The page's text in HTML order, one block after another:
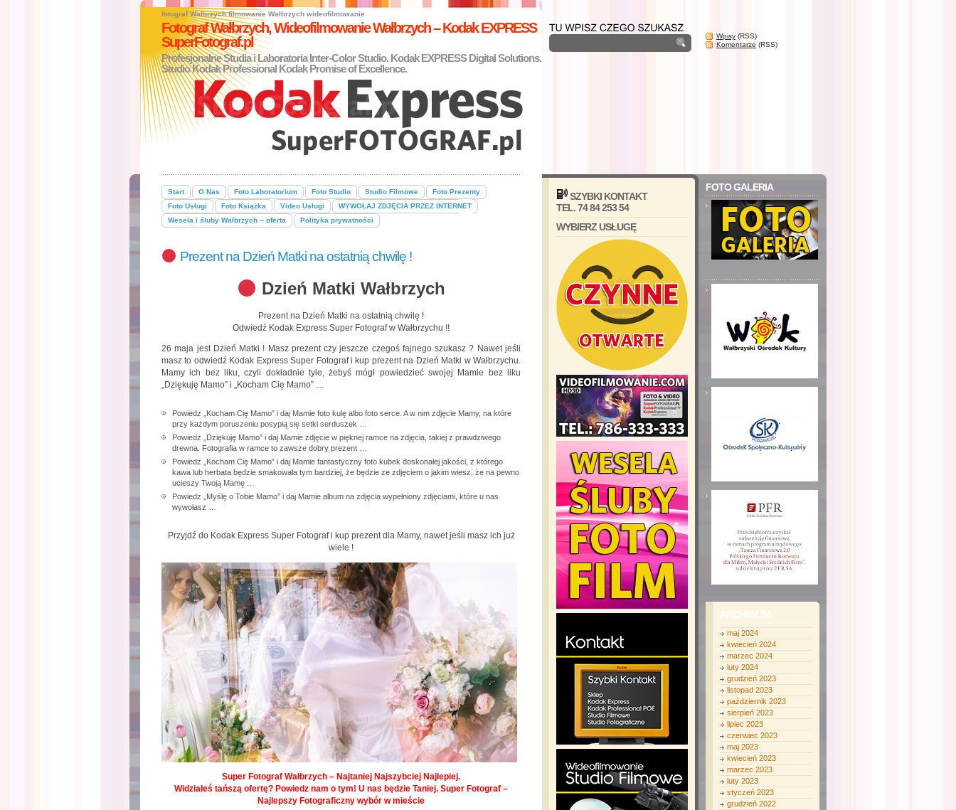
fotograf Wałbrzych filmowanie Wałbrzych wideofilmowanie
Fotograf Wałbrzych, Wideofilmowanie Wałbrzych – Kodak EXPRESS
SuperFotograf.pl
Profesjonalne Studia i Laboratoria Inter-Color Studio. Kodak EXPRESS Digital Solutions.
Studio Kodak Professional Kodak Promise of Excellence.
Wpisy (RSS)
Komentarze (RSS)
Start O Nas Foto Laboratorium Foto Studio Studio Filmowe
Foto Prezenty
Foto Usługi
Foto Książka Video Usługi
WYWOŁAJ ZDJĘCIA PRZEZ INTERNET
Wesela i śluby Wałbrzych – oferta
Polityka prywatności
Prezent na Dzień Matki na ostatnią chwilę !
Dzień Matki Wałbrzych
Prezent na Dzień Matki na ostatnią chwilę !
Odwiedź Kodak Express Super Fotograf w Wałbrzychu !!
26 maja jest Dzień Matki ! Masz prezent czy jeszcze czegoś fajnego szukasz ? Nawet jeśli
masz to odwiedź Kodak Express Super Fotograf i kup prezent na Dzień Matki w Wałbrzychu.
Mamy ich bez liku, czyli dokładnie tyle, żebyś mógł powiedzieć swojej Mamie bez liku
„Dziękuję Mamo” i „Kocham Cię Mamo” …
Powiedz „Kocham Cię Mamo” i daj Mamie foto kulę albo foto serce. A w nim zdjęcie Mamy, na które
przy każdym poruszeniu posypią się setki serduszek …
Powiedz „Dziękuję Mamo” i daj Mamie zdjęcie w pięknej ramce na zdjęcia, takiej z prawdziwego
drewna. Fotografia w ramce to zawsze dobry prezent …
Powiedz „Kocham Cię Mamo” i daj Mamie fantastyczny foto kubek doskonałej jakości, z którego
kawa lub herbata będzie smakowała tym bardziej, że będzie ze zdjęciem o jakim wiesz, że na pewno
ucieszy Twoją Mamę …
Powiedz „Myślę o Tobie Mamo” i daj Mamie album na zdjęcia wypełniony zdjęciami, które u nas
wywołasz …
Przyjdź do Kodak Express Super Fotograf i kup prezent dla Mamy, nawet jeśli masz ich już
wiele !
Super Fotograf Wałbrzych – Najtaniej Najszybciej Najlepiej.
Widziałeś tańszą ofertę? Powiedz nam o tym! U nas będzie Taniej. Super Fotograf –
Najlepszy Fotograficzny wybór w mieście
SZYBKI KONTAKT
TEL. 74 84 253 54
WYBIERZ USŁUGĘ
FOTO GALERIA
ARCHIWUM
maj 2024
kwiecień 2024
marzec 2024
luty 2024
grudzień 2023
listopad 2023
październik 2023
sierpień 2023
lipiec 2023
czerwiec 2023
maj 2023
kwiecień 2023
marzec 2023
luty 2023
styczeń 2023
grudzień 2022